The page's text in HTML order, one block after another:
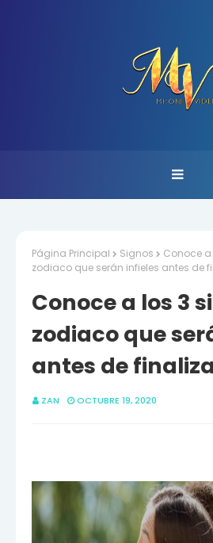
Página Principal Signos
Conoce
zodiaco que serán infieles antes de
Conoce a los 3
zodiaco que
antes de
ZAN OCTUBRE 19, 2020